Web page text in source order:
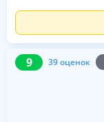
9 39 оценок
9 39 оценок